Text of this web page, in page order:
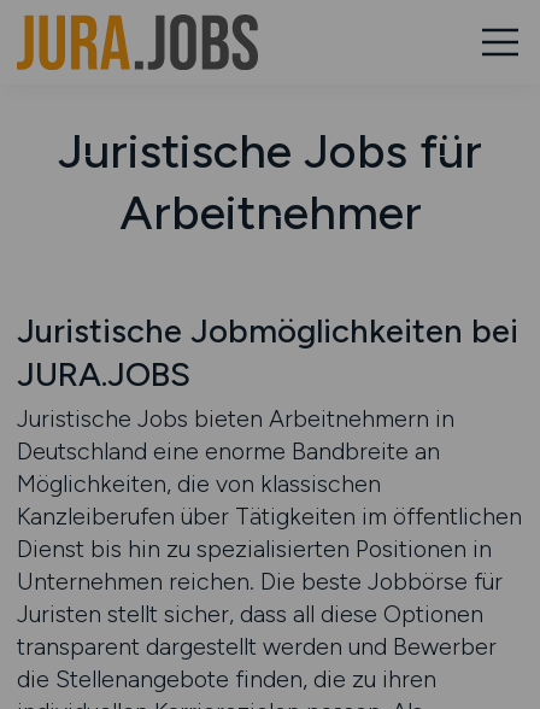
Juristische Jobs für
Arbeitnehmer
Juristische Jobmöglichkeiten bei
JURA.JOBS
Juristische Jobs bieten Arbeitnehmern in
Deutschland eine enorme Bandbreite an
Möglichkeiten, die von klassischen
Kanzleiberufen über Tätigkeiten im öffentlichen
Dienst bis hin zu spezialisierten Positionen in
Unternehmen reichen. Die beste Jobbörse für
Juristen stellt sicher, dass all diese Optionen
transparent dargestellt werden und Bewerber
die Stellenangebote finden, die zu ihren